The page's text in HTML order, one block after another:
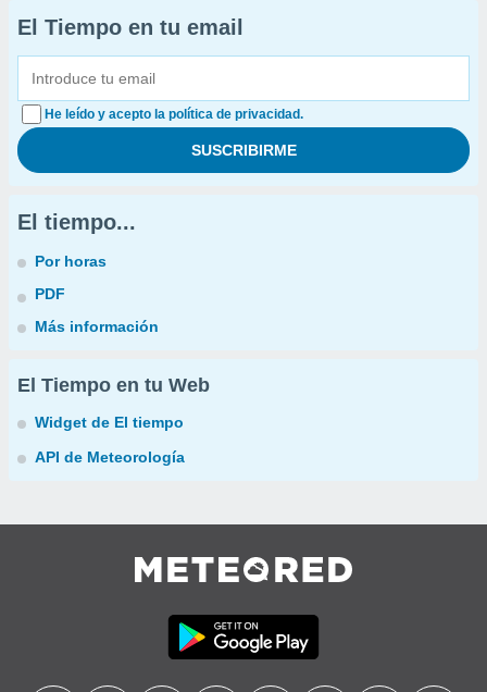
El Tiempo en tu email
He leído y acepto la política de privacidad.
El tiempo...
Por horas
PDF
Más información
El Tiempo en tu Web
Widget de El tiempo
API de Meteorología